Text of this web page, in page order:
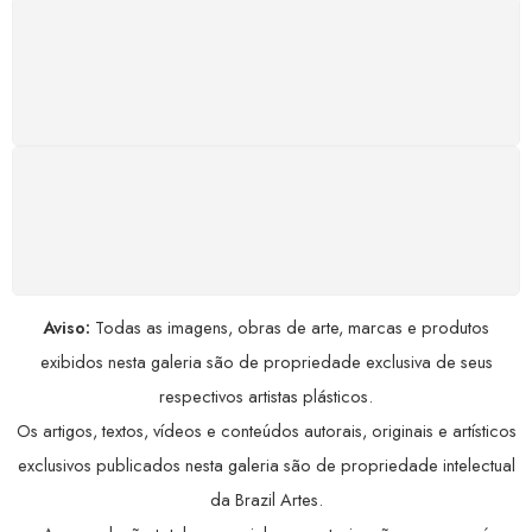
Aviso: Todas as imagens, obras de arte, marcas e produtos
exibidos nesta galeria são de propriedade exclusiva de seus
respectivos artistas plásticos.
Os artigos, textos, vídeos e conteúdos autorais, originais e artísticos
exclusivos publicados nesta galeria são de propriedade intelectual
da Brazil Artes.